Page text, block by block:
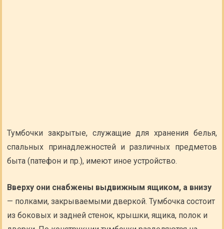
Тумбочки закрытые, служащие для хранения белья,
спальных принадлежностей и различных предметов
быта (патефон и пр.), имеют иное устройство.
Вверху они снабжены выдвижным ящиком, а внизу
— полками, закрываемыми дверкой. Тумбочка состоит
из боковых и задней стенок, крышки, ящика, полок и